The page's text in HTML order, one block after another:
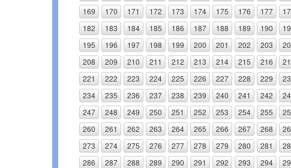
169
170 171 172 173 174 175 176 177
182
183 184 185 186 187 188 189 190
195
196 197 198 199 200 201 202 203
208
209 210 211 212 213 214 215 216
221
222 223 224 225 226 227 228 229
234
235 236 237 238 239 240 241 242
247
248 249 250 251 252 253 254 255
260
261 262 263 264 265 266 267 268
273
274 275 276 277 278 279 280 281
286
287 288 289 290 291 292 293 294